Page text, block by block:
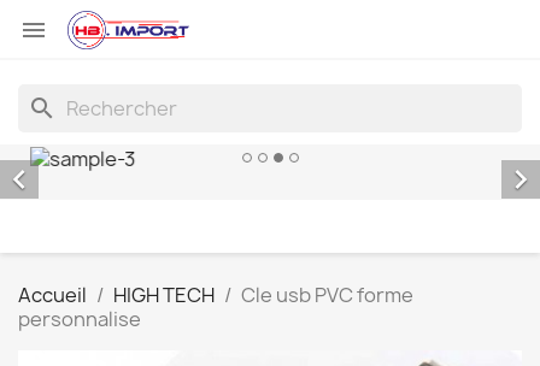

search
 
Accueil HIGH TECH
Cle usb PVC forme
personnalise